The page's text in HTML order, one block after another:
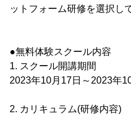
ットフォーム研修を選択し
●無料体験スクール内容
1. スクール開講期間
2023年10月17日～2023年
2. カリキュラム(研修内容)